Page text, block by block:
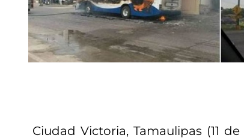
Ciudad Victoria, Tamaulipas (11